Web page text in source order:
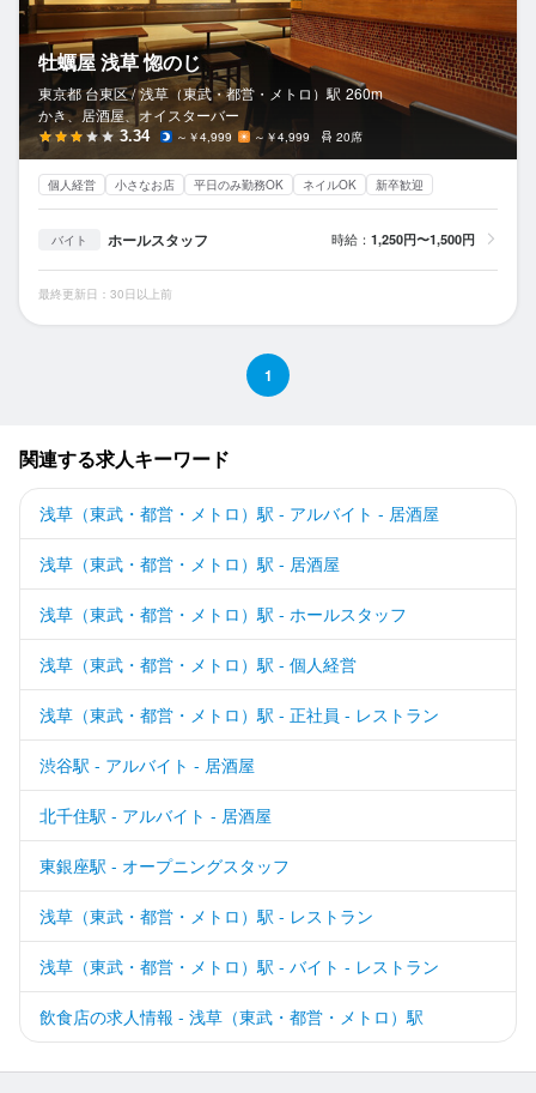
牡蠣屋 浅草 惚のじ
東京都 台東区 / 浅草（東武・都営・メトロ） 駅 260m
かき、居酒屋、オイスターバー
3.34 ～￥4,999 ～￥4,999 20席
個人経営 小さなお店 平日のみ勤務OK ネイルOK 新卒歓迎
バイト ホールスタッフ 時給： 1,250円〜1,500円
最終更新日：30日以上前
1
関連する求人キーワード
浅草（東武・都営・メトロ）駅 - アルバイト - 居酒屋
浅草（東武・都営・メトロ）駅 - 居酒屋
浅草（東武・都営・メトロ）駅 - ホールスタッフ
浅草（東武・都営・メトロ）駅 - 個人経営
浅草（東武・都営・メトロ）駅 - 正社員 - レストラン
渋谷駅 - アルバイト - 居酒屋
北千住駅 - アルバイト - 居酒屋
東銀座駅 - オープニングスタッフ
浅草（東武・都営・メトロ）駅 - レストラン
浅草（東武・都営・メトロ）駅 - バイト - レストラン
飲食店の求人情報 - 浅草（東武・都営・メトロ）駅